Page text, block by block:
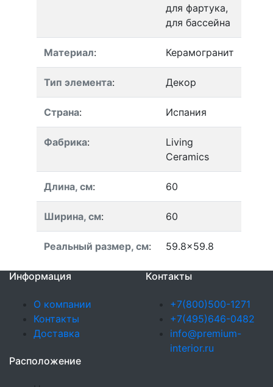
для фартука,
для бассейна
Материал: Керамогранит
Тип элемента: Декор
Страна: Испания
Фабрика:
Living
Ceramics
Длина, см: 60
Ширина, см: 60
Реальный размер, см: 59.8x59.8
Информация
О компании
Контакты
Доставка
Контакты
+7(800)500-1271
+7(495)646-0482
info@premium-
interior.ru
Расположение